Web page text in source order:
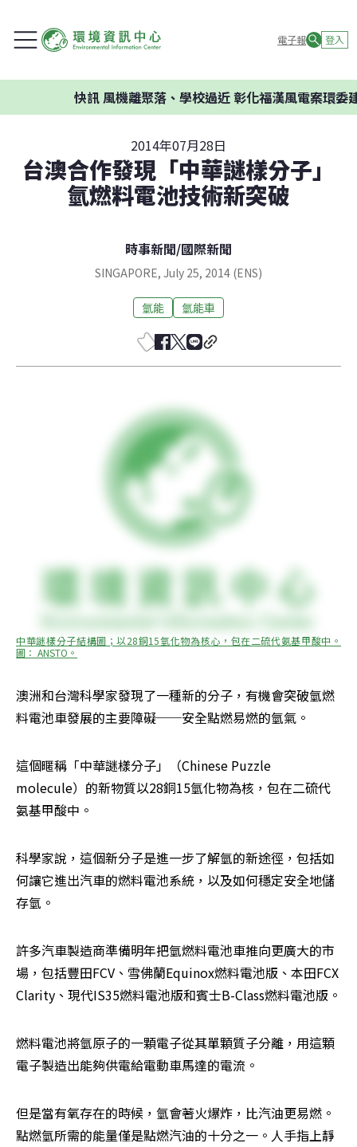
電子報 登入
快訊風機離聚落、學校過近 彰化福漢風電案環委建議
2014年07月28日
台澳合作發現「中華謎樣分子」
氫燃料電池技術新突破
時事新聞/國際新聞
SINGAPORE, July 25, 2014 (ENS)
氫能 氫能車
中華謎樣分子結構圖；以28銅15氫化物為核心，包在二硫代氨基甲酸中。
圖： ANSTO。
澳洲和台灣科學家發現了一種新的分子，有機會突破氫燃
料電池車發展的主要障礙──安全點燃易燃的氫氣。
這個暱稱「中華謎樣分子」（Chinese Puzzle
molecule）的新物質以28銅15氫化物為核，包在二硫代
氨基甲酸中。
科學家說，這個新分子是進一步了解氫的新途徑，包括如
何讓它進出汽車的燃料電池系統，以及如何穩定安全地儲
存氫。
許多汽車製造商準備明年把氫燃料電池車推向更廣大的市
場，包括豐田FCV、雪佛蘭Equinox燃料電池版、本田FCX
Clarity、現代IS35燃料電池版和賓士B-Class燃料電池版。
燃料電池將氫原子的一顆電子從其單顆質子分離，用這顆
電子製造出能夠供電給電動車馬達的電流。
但是當有氧存在的時候，氫會著火爆炸，比汽油更易燃。
點燃氫所需的能量僅是點燃汽油的十分之一。人手指上靜